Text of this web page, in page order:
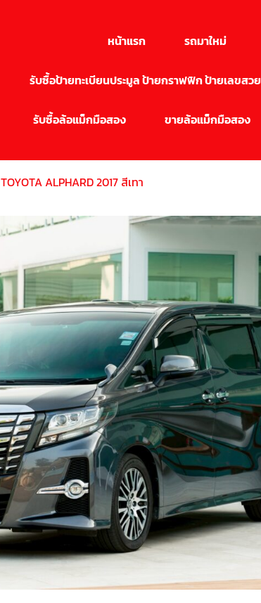
หน้าแรก รถมาใหม่
รับซื้อป้ายทะเบียนประมูล ป้ายกราฟฟิก ป้ายเลขสวย
รับซื้อล้อแม็กมือสอง ขายล้อแม็กมือสอง
TOYOTA ALPHARD 2017 สีเทา